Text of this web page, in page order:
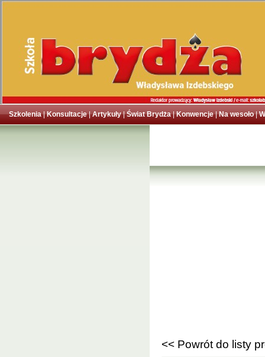
Szkolenia|Konsultacje|Artykuły|Świat Brydża|Konwencje|Na wesoło|
<< Powrót do listy